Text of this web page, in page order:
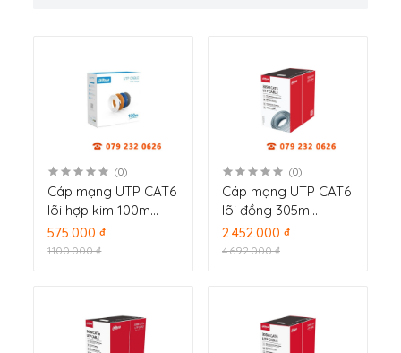
(0)
Cáp mạng UTP CAT6
lõi hợp kim 100m
Dahua DH-PFM922I-
6UN-C-100
575.000 ₫
1.100.000 ₫
(0)
Cáp mạng UTP CAT6
lõi đồng 305m
Dahua DH-PFM920I-
6UN-CN
2.452.000 ₫
4.692.000 ₫